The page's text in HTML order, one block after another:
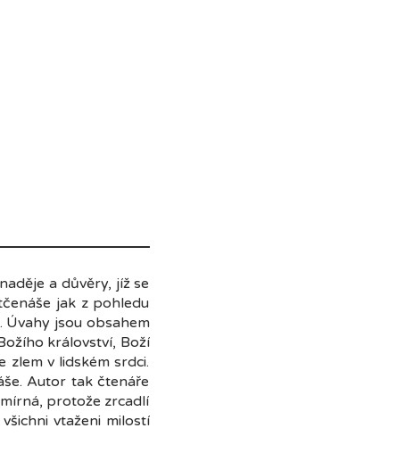
a důvěry, jíž se
jak z pohledu
Úvahy jsou obsahem
království, Boží
zlem v lidském srdci.
Autor tak čtenáře
protože zrcadlí
vtaženi milostí